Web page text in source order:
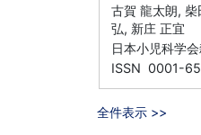
古賀 龍太朗,
弘, 新庄 正宜
日本小児科学
ISSN 0001-
全件表示 >>